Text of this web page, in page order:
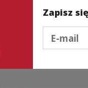
Zapisz